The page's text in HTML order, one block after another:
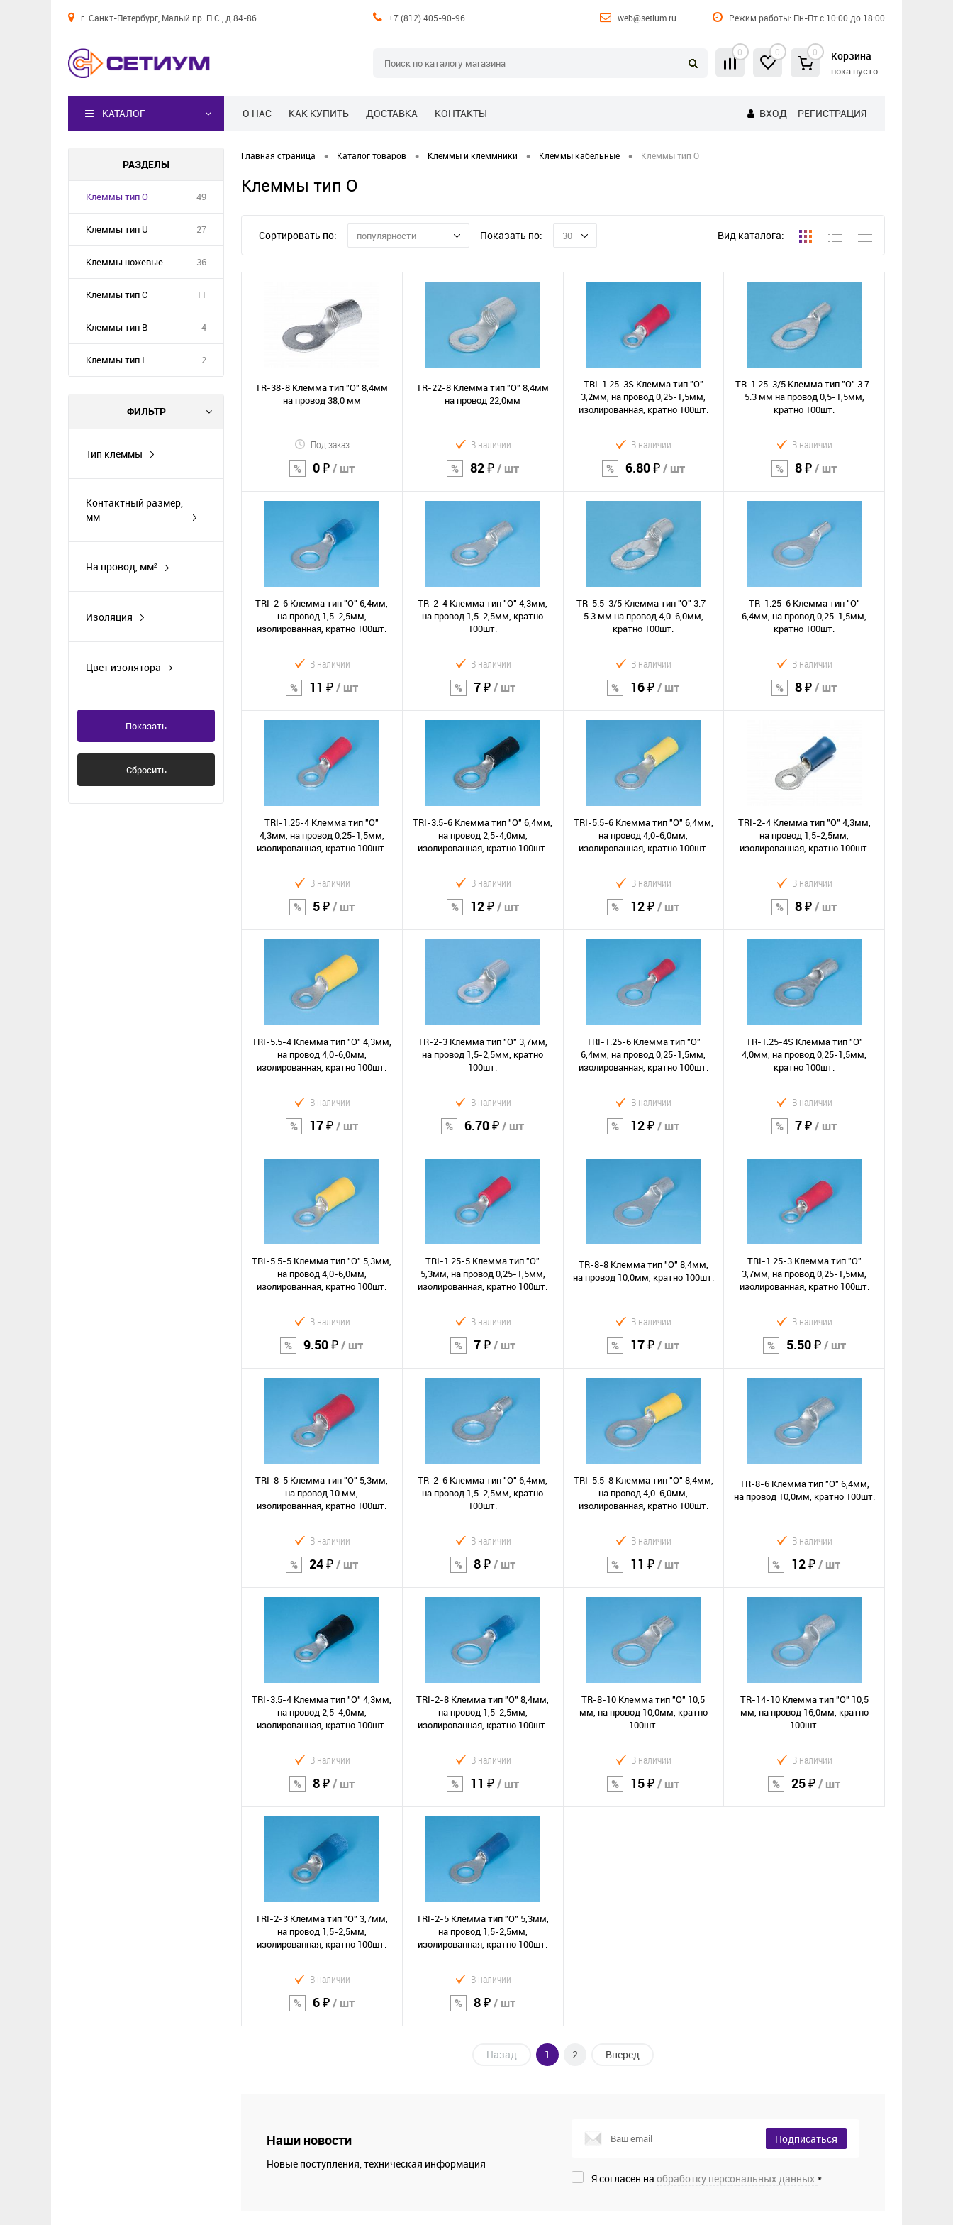
г. Санкт-Петербург, Малый пр. П.С., д 84-86 +7 (812) 405-90-96 web@setium.ru Режим работы: Пн-Пт с 10:00 до 18:00
0 0 0 Корзина
пока пусто
О НАС КАК КУПИТЬ ДОСТАВКА КОНТАКТЫ ВХОД РЕГИСТРАЦИЯ
КАТАЛОГ
РАЗДЕЛЫ
Клеммы тип О 49
Клеммы тип U 27
Клеммы ножевые 36
Клеммы тип С 11
Клеммы тип B 4
Клеммы тип I 2
ФИЛЬТР
Тип клеммы
Контактный размер,
мм
На провод, мм²
Изоляция
Цвет изолятора
синий
черный
Показать
Сбросить
Главная страница • Каталог товаров • Клеммы и клеммники • Клеммы кабельные • Клеммы тип О
Клеммы тип О
Сортировать по: популярности Показать по: 30 Вид каталога:
TR-38-8 Клемма тип "O" 8,4мм
на провод 38,0 мм
Под заказ
0 ₽/ шт
В корзину
Сравнение
TR-22-8 Клемма тип "O" 8,4мм
на провод 22,0мм
В наличии
82 ₽/ шт
В корзину
Сравнение
TRI-1.25-3S Клемма тип "O"
3,2мм, на провод 0,25-1,5мм,
изолированная, кратно 100шт.
В наличии
6.80 ₽/ шт
В корзину
Сравнение
TR-1.25-3/5 Клемма тип "O" 3.7-
5.3 мм на провод 0,5-1,5мм,
кратно 100шт.
В наличии
8 ₽/ шт
В корзину
Сравнение
TRI-2-6 Клемма тип "O" 6,4мм,
на провод 1,5-2,5мм,
изолированная, кратно 100шт.
В наличии
11 ₽/ шт
В корзину
Сравнение
TR-2-4 Клемма тип "O" 4,3мм,
на провод 1,5-2,5мм, кратно
100шт.
В наличии
7 ₽/ шт
В корзину
Сравнение
TR-5.5-3/5 Клемма тип "O" 3.7-
5.3 мм на провод 4,0-6,0мм,
кратно 100шт.
В наличии
16 ₽/ шт
В корзину
Сравнение
TR-1.25-6 Клемма тип "O"
6,4мм, на провод 0,25-1,5мм,
кратно 100шт.
В наличии
8 ₽/ шт
В корзину
Сравнение
TRI-1.25-4 Клемма тип "O"
4,3мм, на провод 0,25-1,5мм,
изолированная, кратно 100шт.
В наличии
5 ₽/ шт
В корзину
Сравнение
TRI-3.5-6 Клемма тип "O" 6,4мм,
на провод 2,5-4,0мм,
изолированная, кратно 100шт.
В наличии
12 ₽/ шт
В корзину
Сравнение
TRI-5.5-6 Клемма тип "O" 6,4мм,
на провод 4,0-6,0мм,
изолированная, кратно 100шт.
В наличии
12 ₽/ шт
В корзину
Сравнение
TRI-2-4 Клемма тип "O" 4,3мм,
на провод 1,5-2,5мм,
изолированная, кратно 100шт.
В наличии
8 ₽/ шт
В корзину
Сравнение
TRI-5.5-4 Клемма тип "O" 4,3мм,
на провод 4,0-6,0мм,
изолированная, кратно 100шт.
В наличии
17 ₽/ шт
В корзину
Сравнение
TR-2-3 Клемма тип "O" 3,7мм,
на провод 1,5-2,5мм, кратно
100шт.
В наличии
6.70 ₽/ шт
В корзину
Сравнение
TRI-1.25-6 Клемма тип "O"
6,4мм, на провод 0,25-1,5мм,
изолированная, кратно 100шт.
В наличии
12 ₽/ шт
В корзину
Сравнение
TR-1.25-4S Клемма тип "O"
4,0мм, на провод 0,25-1,5мм,
кратно 100шт.
В наличии
7 ₽/ шт
В корзину
Сравнение
TRI-5.5-5 Клемма тип "O" 5,3мм,
на провод 4,0-6,0мм,
изолированная, кратно 100шт.
В наличии
9.50 ₽/ шт
В корзину
Сравнение
TRI-1.25-5 Клемма тип "O"
5,3мм, на провод 0,25-1,5мм,
изолированная, кратно 100шт.
В наличии
7 ₽/ шт
В корзину
Сравнение
TR-8-8 Клемма тип "O" 8,4мм,
на провод 10,0мм, кратно 100шт.
В наличии
17 ₽/ шт
В корзину
Сравнение
TRI-1.25-3 Клемма тип "O"
3,7мм, на провод 0,25-1,5мм,
изолированная, кратно 100шт.
В наличии
5.50 ₽/ шт
В корзину
Сравнение
TRI-8-5 Клемма тип "O" 5,3мм,
на провод 10 мм,
изолированная, кратно 100шт.
В наличии
24 ₽/ шт
В корзину
Сравнение
TR-2-6 Клемма тип "O" 6,4мм,
на провод 1,5-2,5мм, кратно
100шт.
В наличии
8 ₽/ шт
В корзину
Сравнение
TRI-5.5-8 Клемма тип "O" 8,4мм,
на провод 4,0-6,0мм,
изолированная, кратно 100шт.
В наличии
11 ₽/ шт
В корзину
Сравнение
TR-8-6 Клемма тип "O" 6,4мм,
на провод 10,0мм, кратно 100шт.
В наличии
12 ₽/ шт
В корзину
Сравнение
TRI-3.5-4 Клемма тип "O" 4,3мм,
на провод 2,5-4,0мм,
изолированная, кратно 100шт.
В наличии
8 ₽/ шт
В корзину
Сравнение
TRI-2-8 Клемма тип "O" 8,4мм,
на провод 1,5-2,5мм,
изолированная, кратно 100шт.
В наличии
11 ₽/ шт
В корзину
Сравнение
TR-8-10 Клемма тип "O" 10,5
мм, на провод 10,0мм, кратно
100шт.
В наличии
15 ₽/ шт
TR-14-10 Клемма тип "O" 10,5
мм, на провод 16,0мм, кратно
100шт.
В наличии
25 ₽/ шт
TRI-2-3 Клемма тип "O" 3,7мм,
на провод 1,5-2,5мм,
изолированная, кратно 100шт.
В наличии
6 ₽/ шт
TRI-2-5 Клемма тип "O" 5,3мм,
на провод 1,5-2,5мм,
изолированная, кратно 100шт.
В наличии
8 ₽/ шт
В корзину
Назад 1 2 Вперед
Наши новости
Новые поступления, техническая информация
Подписаться
Я согласен на обработку персональных данных. *